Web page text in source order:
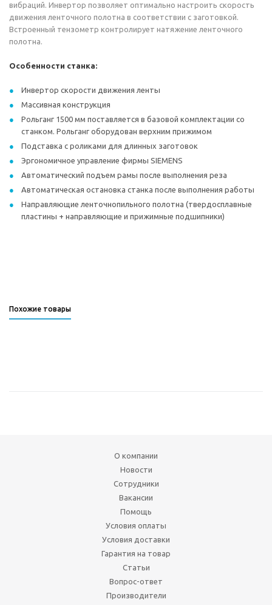
вибраций. Инвертор позволяет оптимально настроить скорость
движения ленточного полотна в соответствии с заготовкой.
Встроенный тензометр контролирует натяжение ленточного
полотна.
Особенности станка:
Инвертор скорости движения ленты
Массивная конструкция
Рольганг 1500 мм поставляется в базовой комплектации со
станком. Рольганг оборудован верхним прижимом
Подставка с роликами для длинных заготовок
Эргономичное управление фирмы SIEMENS
Автоматический подъем рамы после выполнения реза
Автоматическая остановка станка после выполнения работы
Направляющие ленточнопильного полотна (твердосплавные
пластины + направляющие и прижимные подшипники)
Похожие товары
О компании
Новости
Сотрудники
Вакансии
Помощь
Условия оплаты
Условия доставки
Гарантия на товар
Статьи
Вопрос-ответ
Производители